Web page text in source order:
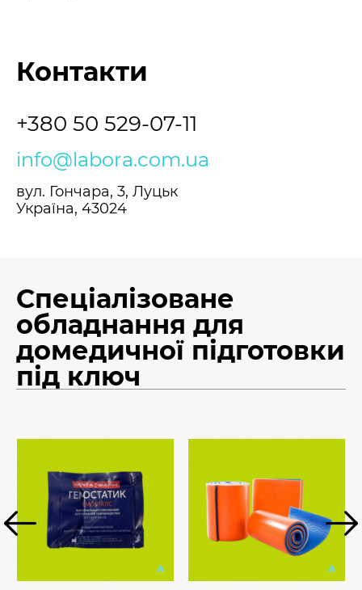
Контакти
+380 50 529-07-11
info@labora.com.ua
вул. Гончара, 3, Луцьк
Україна, 43024
Спеціалізоване
обладнання для
домедичної підготовки
під ключ